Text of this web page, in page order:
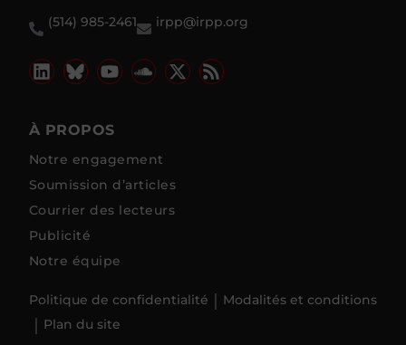
(514) 985-2461
irpp@irpp.org
À PROPOS
Notre engagement
Soumission d’articles
Courrier des lecteurs
Publicité
Notre équipe
Politique de confidentialité
Modalités et conditions
Plan du site